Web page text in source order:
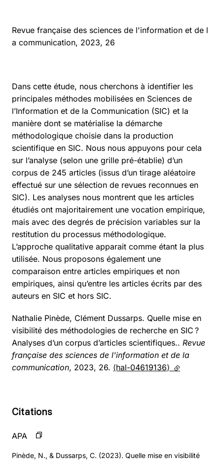
Revue française des sciences de l'information et de l
a communication, 2023, 26
Dans cette étude, nous cherchons à identifier les
principales méthodes mobilisées en Sciences de
l’Information et de la Communication (SIC) et la
manière dont se matérialise la démarche
méthodologique choisie dans la production
scientifique en SIC. Nous nous appuyons pour cela
sur l’analyse (selon une grille pré-établie) d’un
corpus de 245 articles (issus d’un tirage aléatoire
effectué sur une sélection de revues reconnues en
SIC). Les analyses nous montrent que les articles
étudiés ont majoritairement une vocation empirique,
mais avec des degrés de précision variables sur la
restitution du processus méthodologique.
L’approche qualitative apparait comme étant la plus
utilisée. Nous proposons également une
comparaison entre articles empiriques et non
empiriques, ainsi qu’entre les articles écrits par des
auteurs en SIC et hors SIC.
Nathalie Pinède, Clément Dussarps. Quelle mise en
visibilité des méthodologies de recherche en SIC ?
Analyses d’un corpus d’articles scientifiques.. Revue
française des sciences de l'information et de la
communication, 2023, 26. ⟨hal-04619136⟩ (lien externe)
Citations
APA
Pinède, N., & Dussarps, C. (2023). Quelle mise en visibilité